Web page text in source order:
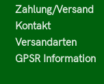
Zahlung/Versand
Kontakt
Versandarten
GPSR Information